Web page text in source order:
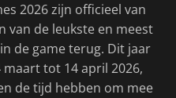
2026 zijn officieel van
van de leukste en meest
de game terug. Dit jaar
tot 14 april 2026,
de tijd hebben om mee